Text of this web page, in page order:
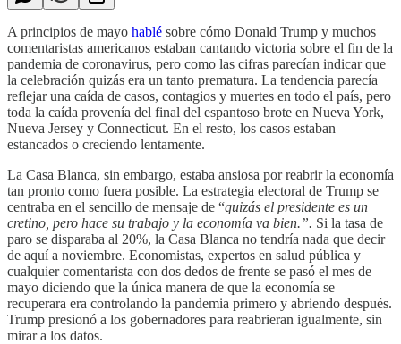
A principios de mayo hablé sobre cómo Donald Trump y muchos
comentaristas americanos estaban cantando victoria sobre el fin de la
pandemia de coronavirus, pero como las cifras parecían indicar que
la celebración quizás era un tanto prematura. La tendencia parecía
reflejar una caída de casos, contagios y muertes en todo el país, pero
toda la caída provenía del final del espantoso brote en Nueva York,
Nueva Jersey y Connecticut. En el resto, los casos estaban
estancados o creciendo lentamente.
La Casa Blanca, sin embargo, estaba ansiosa por reabrir la economía
tan pronto como fuera posible. La estrategia electoral de Trump se
centraba en el sencillo de mensaje de “quizás el presidente es un
cretino, pero hace su trabajo y la economía va bien.”. Si la tasa de
paro se disparaba al 20%, la Casa Blanca no tendría nada que decir
de aquí a noviembre. Economistas, expertos en salud pública y
cualquier comentarista con dos dedos de frente se pasó el mes de
mayo diciendo que la única manera de que la economía se
recuperara era controlando la pandemia primero y abriendo después.
Trump presionó a los gobernadores para reabrieran igualmente, sin
mirar a los datos.